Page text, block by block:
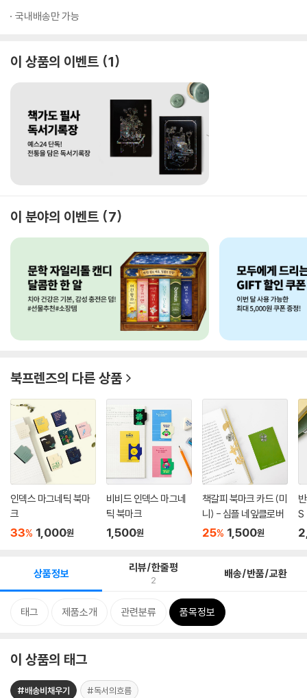
국내배송만 가능
이 상품의 이벤트 1
이 분야의 이벤트 7
북프렌즈의 다른 상품
인덱스 마그네틱 북마
크
33% 1,000원
비비드 인덱스 마그네
틱 북마크
1,500원
책갈피 북마크 카드 (미
니) - 심플 네잎클로버
25% 1,500원
S
상품정보 리뷰/한줄평
2 배송/반품/교환
태그 제품소개 관련분류 품목정보
이 상품의 태그
#배송비채우기 #독서의흐름